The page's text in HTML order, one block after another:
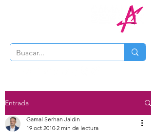
Entrada
Gamal Serhan Jaldin
19 oct 2010 2 min de lectura